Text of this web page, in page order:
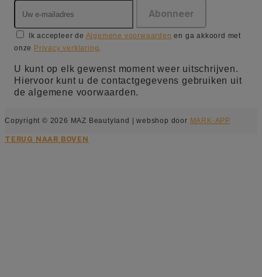
Ik accepteer de Algemene voorwaarden en ga akkoord met
onze Privacy verklaring.
U kunt op elk gewenst moment weer uitschrijven.
Hiervoor kunt u de contactgegevens gebruiken uit
de algemene voorwaarden.
Copyright © 2026 MAZ Beautyland | webshop door MARK-APP
TERUG NAAR BOVEN